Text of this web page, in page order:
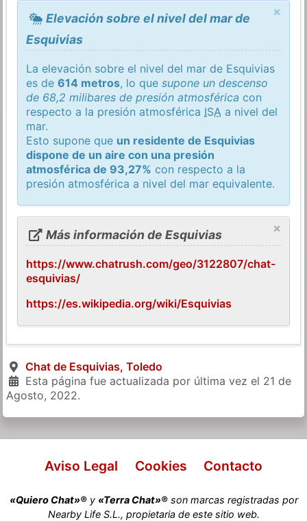
×
Elevación sobre el nivel del mar de
Esquivias
La elevación sobre el nivel del mar de Esquivias
es de614 metros, lo quesupone un descenso
de 68,2 milibares de presión atmosférica con
respecto a la presión atmosférica ISA a nivel del
mar.
Esto supone que un residente de Esquivias
dispone de un aire con una presión
atmosférica de 93,27% con respecto a la
presión atmosférica a nivel del mar equivalente.
×
Más información de Esquivias
https://www.chatrush.com/geo/3122807/chat-
esquivias/
https://es.wikipedia.org/wiki/Esquivias
Chat de Esquivias, Toledo
Esta página fue actualizada por última vez el 21 de
Agosto, 2022.
Aviso Legal Cookies Contacto
«Quiero Chat»®y «Terra Chat»®son marcas registradas por
Nearby Life S.L., propietaria de este sitio web.